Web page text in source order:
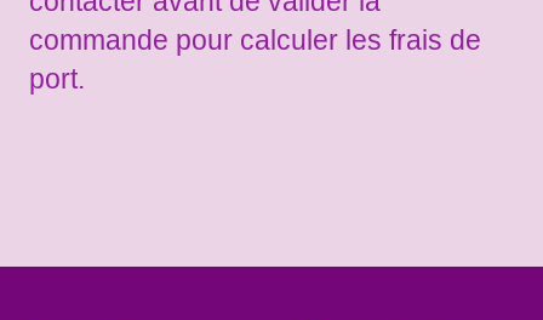
commande pour calculer les frais de
port.